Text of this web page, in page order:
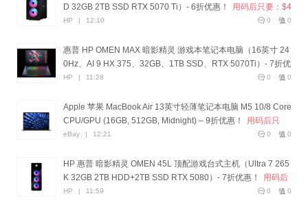
D 32GB 2TB SSD RTX 5070 Ti）- 6折优惠！
用码后只要：$4
499！
0
0
HP 12:10
惠普 HP OMEN MAX 暗影精灵 游戏本笔记本电脑（16英寸 24
0Hz、AI 9 HX 375、32GB、1TB SSD、RTX 5070Ti）- 7折优
惠！
用码后只要：$3999！ 0
0
HP 11:28
Apple 苹果 MacBook Air 13英寸轻薄笔记本电脑 M5 10/8 Core
CPU/GPU (16GB, 512GB, Midnight) – 9折优惠！
用码后只
要：$1572！
0
0
eBay 12:21
HP 惠普 暗影精灵 OMEN 45L 顶配游戏台式主机（Ultra 7 265
K 32GB 2TB HDD+2TB SSD RTX 5080）- 7折优惠！
用码后
只要：$5199！
0
0
HP 11:59